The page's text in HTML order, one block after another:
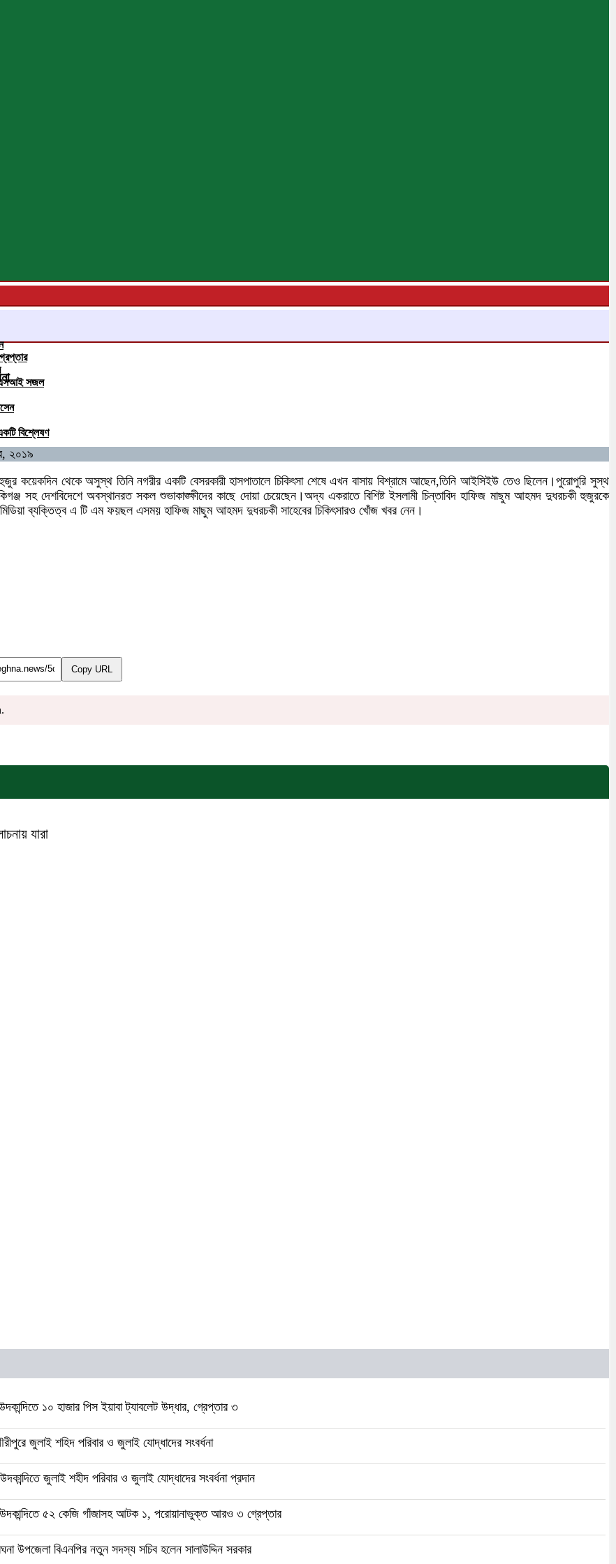
এএসআই সজল
বিশ্লেষণ
২০১৯
কয়েকদিন থেকে অসুস্থ তিনি নগরীর একটি বেসরকারী হাসপাতালে চিকিৎসা শেষে এখন বাসায় বিশ্রামে আছেন,তিনি আইসিইউ তেও ছিলেন।পুরোপুরি সুস্থ
সহ দেশবিদেশে অবস্থানরত সকল শুভাকাঙ্ক্ষীদের কাছে দোয়া চেয়েছেন।অদ্য একরাতে বিশিষ্ট ইসলামী চিন্তাবিদ হাফিজ মাছুম আহমদ দুধরচকী হুজুরকে
মিডিয়া ব্যক্তিত্ব এ টি এম ফয়ছল এসময় হাফিজ মাছুম আহমদ দুধরচকী সাহেবের চিকিৎসারও খোঁজ খবর নেন।
Copy URL
যারা
১০ হাজার পিস ইয়াবা ট্যাবলেট উদ্ধার, গ্রেপ্তার ৩
জুলাই শহিদ পরিবার ও জুলাই যোদ্ধাদের সংবর্ধনা
জুলাই শহীদ পরিবার ও জুলাই যোদ্ধাদের সংবর্ধনা প্রদান
৫২ কেজি গাঁজাসহ আটক ১, পরোয়ানাভুক্ত আরও ৩ গ্রেপ্তার
উপজেলা বিএনপির নতুন সদস্য সচিব হলেন সালাউদ্দিন সরকার